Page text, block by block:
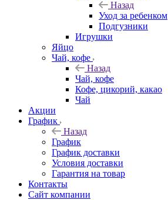
Назад
Уход за ребенком
Подгузники
Игрушки
Яйцо
Чай, кофе
Назад
Чай, кофе
Кофе, цикорий, какао
Чай
Акции
График
Назад
График
График доставки
Условия доставки
Гарантия на товар
Контакты
Сайт компании